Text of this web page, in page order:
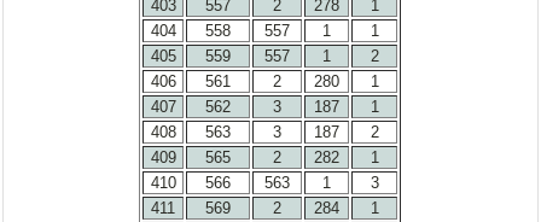
403
557 2 278
1
404
558 557 1
1
405
559 557 1
2
406
561 2 280
1
407
562 3 187
1
408
563 3 187
2
409
565 2 282
1
410
566 563 1
3
411
569 2 284
1